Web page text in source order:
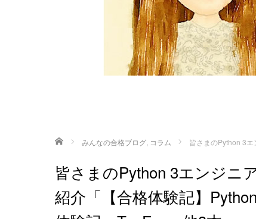
ホーム みんなの合格ブログ, コラム 皆さまのPython 3
皆さまのPython 3エンジニ
紹介「【合格体験記】